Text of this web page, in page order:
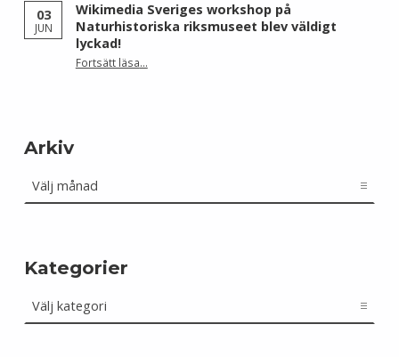
03
JUN
Wikimedia Sveriges workshop på
Naturhistoriska riksmuseet blev väldigt
lyckad!
Fortsätt läsa“Wikimedia Sveriges workshop på Naturhistoriska riksmuseet blev väldigt lyckad!”
…
Arkiv
Kategorier